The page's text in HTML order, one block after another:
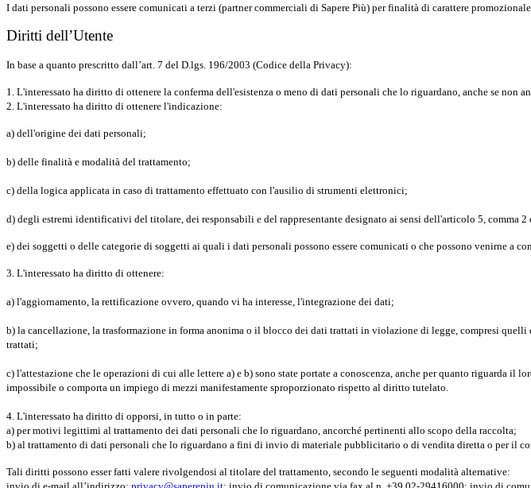
I dati personali possono essere comunicati a terzi (partner commerciali di Sapere Più) per finalità di carattere
Diritti dell’Utente
In base a quanto prescritto dall’art. 7 del D.lgs. 196/2003 (Codice della Privacy):
1. L'interessato ha diritto di ottenere la conferma dell'esistenza o meno di dati personali che lo riguardano, anche se non
2. L'interessato ha diritto di ottenere l'indicazione:
a) dell'origine dei dati personali;
b) delle finalità e modalità del trattamento;
c) della logica applicata in caso di trattamento effettuato con l'ausilio di strumenti elettronici;
d) degli estremi identificativi del titolare, dei responsabili e del rappresentante designato ai sensi dell'articolo 5, comma 2
e) dei soggetti o delle categorie di soggetti ai quali i dati personali possono essere comunicati o che possono venirne a
3. L'interessato ha diritto di ottenere:
a) l'aggiornamento, la rettificazione ovvero, quando vi ha interesse, l'integrazione dei dati;
b) la cancellazione, la trasformazione in forma anonima o il blocco dei dati trattati in violazione di legge, compresi
trattati;
c) l'attestazione che le operazioni di cui alle lettere a) e b) sono state portate a conoscenza, anche per quanto
impossibile o comporta un impiego di mezzi manifestamente sproporzionato rispetto al diritto tutelato.
4. L'interessato ha diritto di opporsi, in tutto o in parte:
a) per motivi legittimi al trattamento dei dati personali che lo riguardano, ancorché pertinenti allo scopo della raccolta;
b) al trattamento di dati personali che lo riguardano a fini di invio di materiale pubblicitario o di vendita diretta o per il
Tali diritti possono esser fatti valere rivolgendosi al titolare del trattamento, secondo le seguenti modalità alternative: